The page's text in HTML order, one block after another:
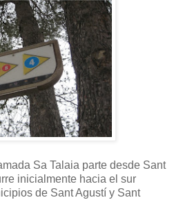
Sa Talaia parte desde Sant
inicialmente hacia el sur
de Sant Agustí y Sant